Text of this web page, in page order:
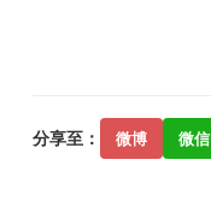
分享至： 微博 微信